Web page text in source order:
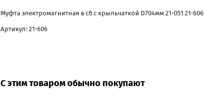
Муфта электромагнитная в сб с крыльчаткой D704мм 21-051 21-606
Артикул: 21-606
С этим товаром обычно покупают